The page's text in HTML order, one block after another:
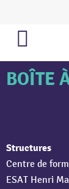
BOÎTE
Structures
Centre de
ESAT Henri